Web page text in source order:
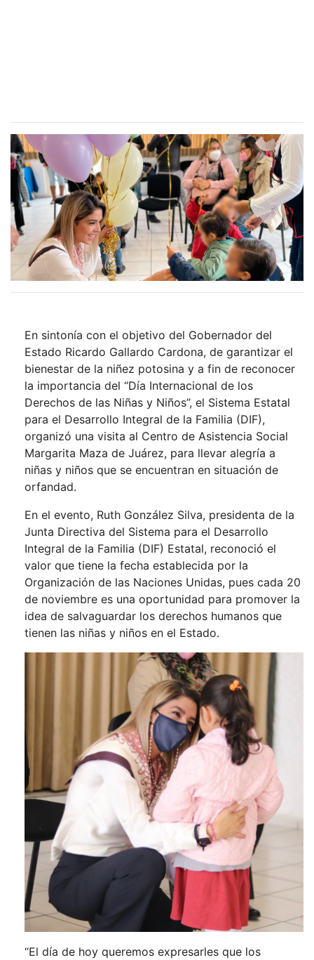
En sintonía con el objetivo del Gobernador del
Estado Ricardo Gallardo Cardona, de garantizar el
bienestar de la niñez potosina y a fin de reconocer
la importancia del “Día Internacional de los
Derechos de las Niñas y Niños”, el Sistema Estatal
para el Desarrollo Integral de la Familia (DIF),
organizó una visita al Centro de Asistencia Social
Margarita Maza de Juárez, para llevar alegría a
niñas y niños que se encuentran en situación de
orfandad.
En el evento, Ruth González Silva, presidenta de la
Junta Directiva del Sistema para el Desarrollo
Integral de la Familia (DIF) Estatal, reconoció el
valor que tiene la fecha establecida por la
Organización de las Naciones Unidas, pues cada 20
de noviembre es una oportunidad para promover la
idea de salvaguardar los derechos humanos que
tienen las niñas y niños en el Estado.
“El día de hoy queremos expresarles que los